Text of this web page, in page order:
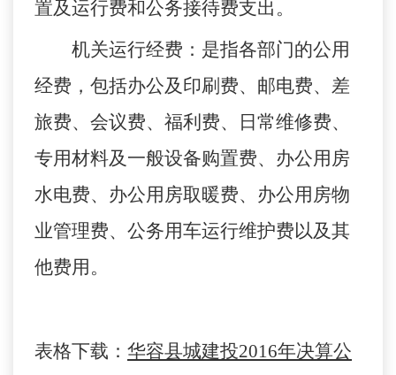
置及运行费和公务接待费支出。
机关运行经费：是指各部门的公用
经费，包括办公及印刷费、邮电费、差
旅费、会议费、福利费、日常维修费、
专用材料及一般设备购置费、办公用房
水电费、办公用房取暖费、办公用房物
业管理费、公务用车运行维护费以及其
他费用。
表格下载： 华容县城建投2016年决算公